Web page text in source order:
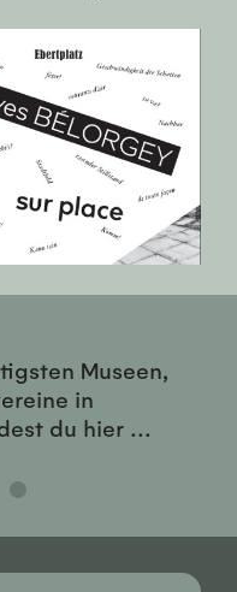
Museen,
in
du hier ...